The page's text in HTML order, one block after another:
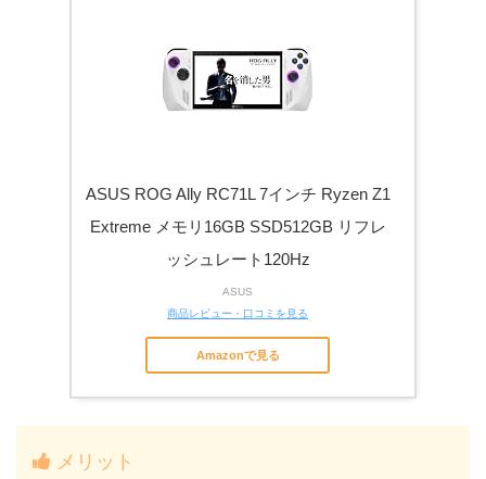
ASUS ROG Ally RC71L 7インチ Ryzen Z1
Extreme メモリ16GB SSD512GB リフレ
ッシュレート120Hz
ASUS
商品レビュー・口コミを見る
Amazonで見る
メリット